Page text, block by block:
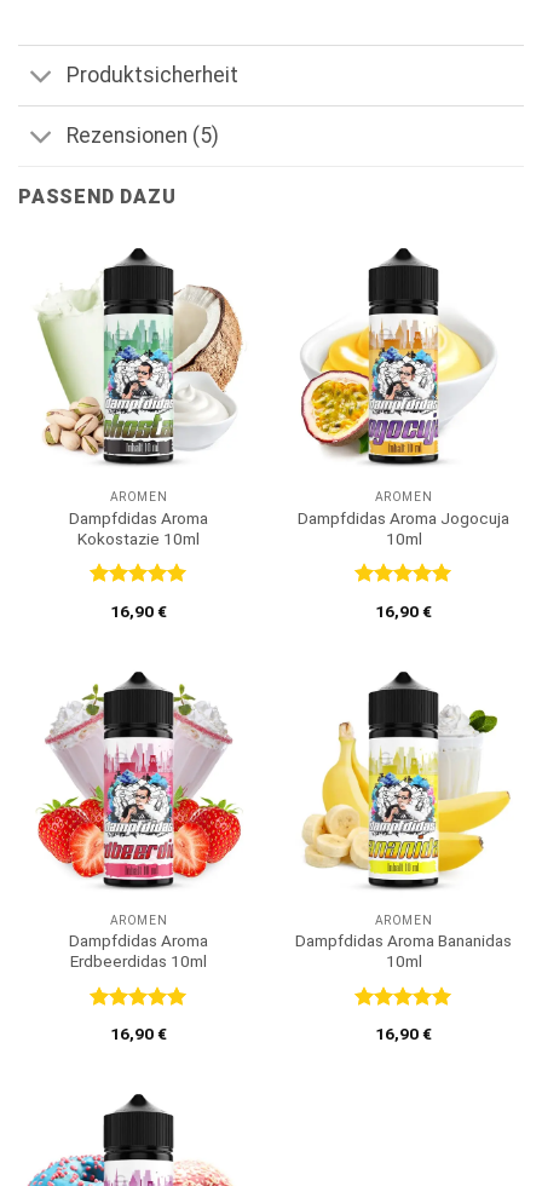
Produktsicherheit
Rezensionen (5)
PASSEND DAZU
AROMEN
Dampfdidas Aroma
Kokostazie 10ml
mit5von
16,90€
AROMEN
Dampfdidas Aroma Jogocuja
10ml
mit5von
16,90€
AROMEN
Dampfdidas Aroma
Erdbeerdidas 10ml
Bewertet
mit5von
16,90€
AROMEN
Dampfdidas Aroma Bananidas
10ml
Bewertet
mit5von
16,90€